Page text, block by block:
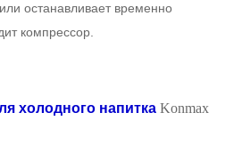
останавливает временно
компрессор.
холодного напитка Konmax